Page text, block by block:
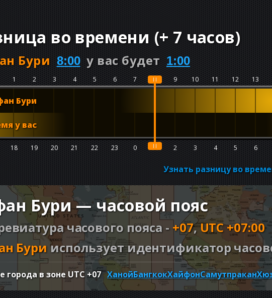
во времени (+7 часов)
Бури 8:00 у вас будет 1:00
1 2 3 4 5 6 7 8 9 10 11 12 13
Бури
18 19 20 21 22 23 0 1 2 3 4 5 6
у вас
Узнать разницу во
Бури — часовой пояс
часового пояса - +07,UTC +07:00
Бури использует идентификатор
города в зоне UTC +07 ХанойБангкокХайфонСамутпракан